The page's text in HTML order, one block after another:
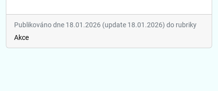
Publikováno dne 18.01.2026 (update 18.01.2026) do rubriky
Akce